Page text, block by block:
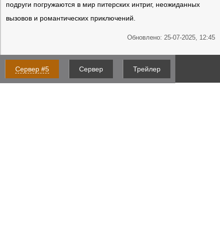
подруги погружаются в мир питерских интриг, неожиданных
вызовов и романтических приключений.
Обновлено: 25-07-2025, 12:45
Сервер #5 Сервер Трейлер